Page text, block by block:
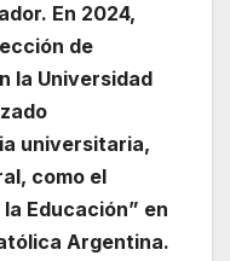
En 2024,
de
la Universidad
universitaria,
como el
Educación” en
Argentina.